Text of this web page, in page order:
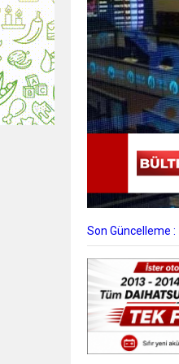
Son Güncelleme :